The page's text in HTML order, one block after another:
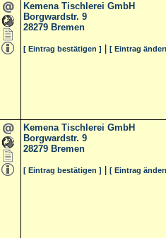
Kemena Tischlerei GmbH
Borgwardstr. 9
28279 Bremen
[ Eintrag bestätigen ] [ Eintrag
Kemena Tischlerei GmbH
Borgwardstr. 9
28279 Bremen
[ Eintrag bestätigen ] [ Eintrag